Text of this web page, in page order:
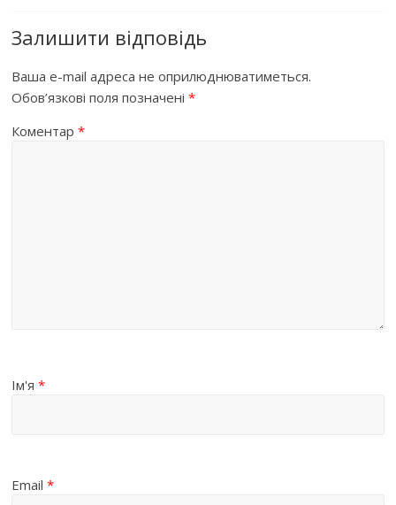
Залишити відповідь
Ваша e-mail адреса не оприлюднюватиметься.
Обов’язкові поля позначені*
Коментар*
Ім'я*
Email*